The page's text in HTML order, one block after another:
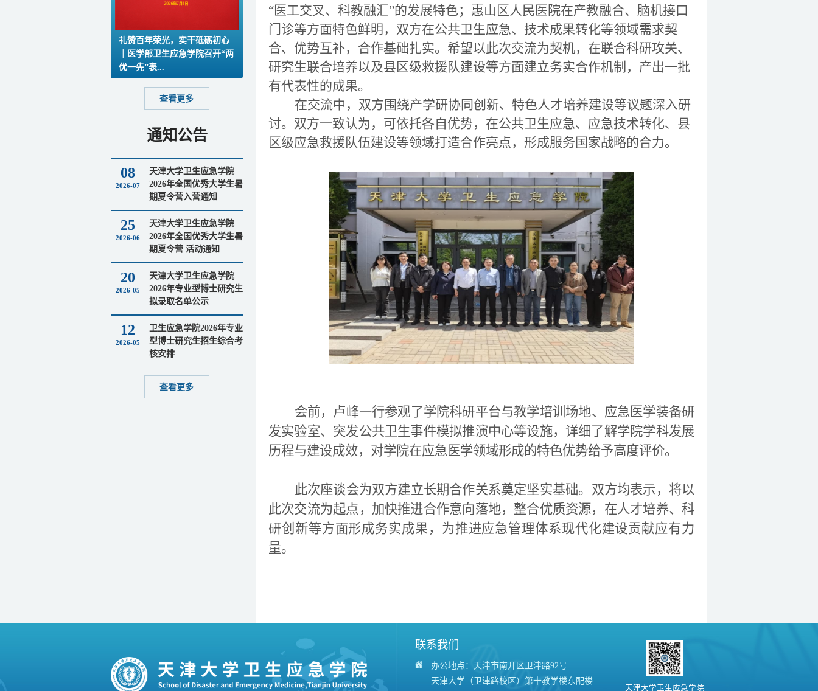
“医工交叉、科教融汇”的发展特色；惠山区人民医院在产教融合、 脑机接口
门诊等方面特色鲜明 ，双方在公共卫生应急、技术成果转化等领域需求契
合、优势互补，合作基础扎实。希望以此次交流为契机， 在联合科研攻关、
研究生联合培养以及县区级救援队建设等方面建立务实合作机制 ，产出一批
有代表性的成果。
在交流中，双方围绕产学研协同创新、特色人才培养建设等议题深入研
讨。双方一致认为，可依托各自优势，在公共卫生应急、应急技术转化、县
区级应急救援队伍建设等领域打造合作亮点，形成服务国家战略的合力。
会前，卢峰一行参观了学院科研平台与教学培训 场地、应急医学装备研
发实验室、突发公共卫生事件模拟推演中心等设施，详细了解学院学科发展
历程与建设成效，对学院在应急医学领域形成的特色优势给予高度评价。
此次座谈会为双方建立长期合作关系奠定坚实基础。双方均表示，将以
此次交流为起点，加快推进合作意向落地，整合优质资源，在人才培养、科
研创新等方面形成务实成果，为推进应急管理体系现代化建设贡献应有力
量。
礼赞百年荣光，实干砥砺初心
｜医学部卫生应急学院召开“两
优一先”表...
查看更多
通知公告
08
2026-07
天津大学卫生应急学院
2026年全国优秀大学生暑
期夏令营入营通知
25
2026-06
天津大学卫生应急学院
2026年全国优秀大学生暑
期夏令营 活动通知
20
2026-05
天津大学卫生应急学院
2026年专业型博士研究生
拟录取名单公示
12
2026-05
卫生应急学院2026年专业
型博士研究生招生综合考
核安排
查看更多
联系我们
办公地点：天津市南开区卫津路92号
天津大学（卫津路校区）第十教学楼东配楼
天津大学卫生应急学院